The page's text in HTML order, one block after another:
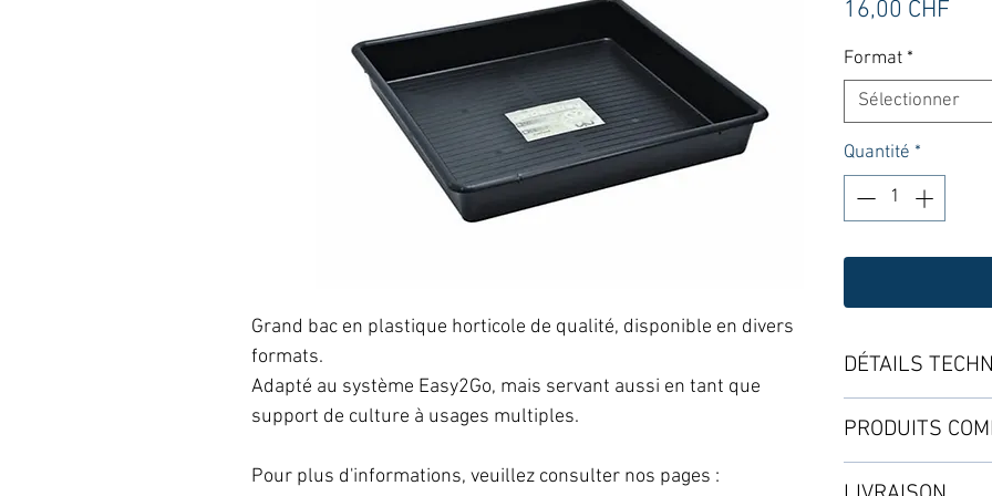
Grand bac en plastique horticole de qualité, disponible en divers
formats.
Adapté au système Easy2Go, mais servant aussi en tant que
support de culture à usages multiples.
Pour plus d'informations, veuillez consulter nos pages :
16,00 CHF
Format *
Sélectionner
Quantité *
DÉTAILS
Bac en plastique
Deux profondeurs
PRODUITS